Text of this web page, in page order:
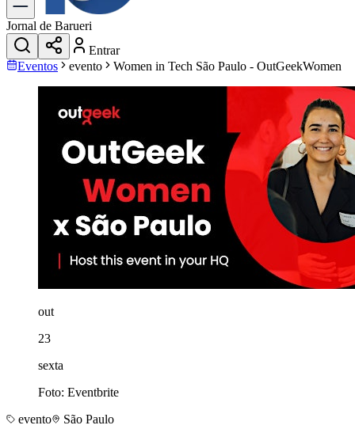
Jornal de Barueri
Entrar
Eventos
evento Women in Tech São Paulo - OutGeekWomen
out
23
sexta
Foto: Eventbrite
evento
São Paulo